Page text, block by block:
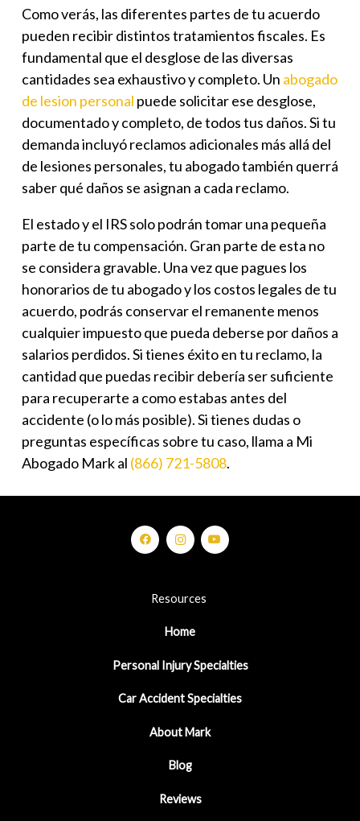
Como verás, las diferentes partes de tu acuerdo
pueden recibir distintos tratamientos fiscales. Es
fundamental que el desglose de las diversas
cantidades sea exhaustivo y completo. Un abogado
de lesion personal puede solicitar ese desglose,
documentado y completo, de todos tus daños. Si tu
demanda incluyó reclamos adicionales más allá del
de lesiones personales, tu abogado también querrá
saber qué daños se asignan a cada reclamo.
El estado y el IRS solo podrán tomar una pequeña
parte de tu compensación. Gran parte de esta no
se considera gravable. Una vez que pagues los
honorarios de tu abogado y los costos legales de tu
acuerdo, podrás conservar el remanente menos
cualquier impuesto que pueda deberse por daños a
salarios perdidos. Si tienes éxito en tu reclamo, la
cantidad que puedas recibir debería ser suficiente
para recuperarte a como estabas antes del
accidente (o lo más posible). Si tienes dudas o
preguntas específicas sobre tu caso, llama a Mi
Abogado Mark al (866) 721-5808.
Resources
Home
Personal Injury Specialties
Car Accident Specialties
About Mark
Blog
Reviews